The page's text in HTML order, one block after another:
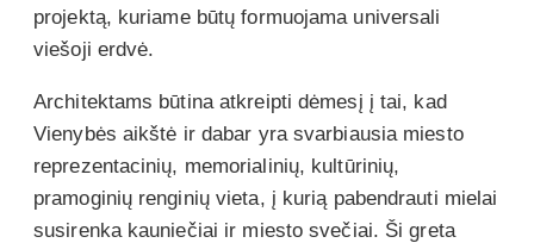
projektą, kuriame būtų formuojama universali
viešoji erdvė.
Architektams būtina atkreipti dėmesį į tai, kad
Vienybės aikštė ir dabar yra svarbiausia miesto
reprezentacinių, memorialinių, kultūrinių,
pramoginių renginių vieta, į kurią pabendrauti mielai
susirenka kauniečiai ir miesto svečiai. Ši greta